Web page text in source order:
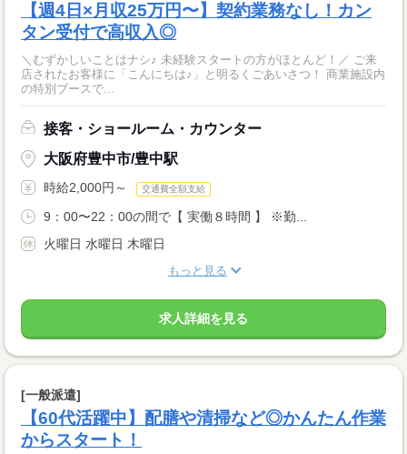
【週4日×月収25万円〜】契約業務なし！カン
タン受付で高収入◎
＼むずかしいことはナシ♪ 未経験スタートの方がほとんど！／ ご来
店されたお客様に「こんにちは♪」と明るくごあいさつ！ 商業施設内
の特別ブースで...
接客・ショールーム・カウンター
大阪府豊中市/豊中駅
時給2,000円～ 交通費全額支給
9：00〜22：00の間で【 実働８時間 】 ※勤...
火曜日 水曜日 木曜日
もっと見る
求人詳細を見る
[一般派遣]
【60代活躍中】配膳や清掃など◎かんたん作業
からスタート！